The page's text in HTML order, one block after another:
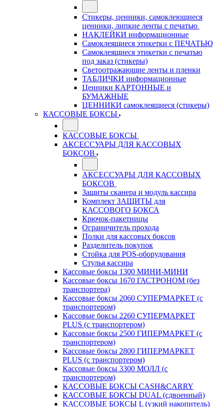
Стикеры, ценники, самоклеющиеся
ценники, липкие ленты с печатью
НАКЛЕЙКИ информационные
Самоклеящиеся этикетки с ПЕЧАТЬЮ
Самоклеящиеся этикетки с печатью
под заказ (стикеры)
Светоотражающие ленты и пленки
ТАБЛИЧКИ информационные
Ценники КАРТОННЫЕ и
БУМАЖНЫЕ
ЦЕННИКИ самоклеящиеся (стикеры)
КАССОВЫЕ БОКСЫ
КАССОВЫЕ БОКСЫ
АКСЕССУАРЫ ДЛЯ КАССОВЫХ
БОКСОВ
АКСЕССУАРЫ ДЛЯ КАССОВЫХ
БОКСОВ
Защиты сканера и модуль кассира
Комплект ЗАЩИТЫ для
КАССОВОГО БОКСА
Крючок-пакетницы
Ограничитель прохода
Полки для кассовых боксов
Разделитель покупок
Стойка для POS-оборудования
Стулья кассира
Кассовые боксы 1300 МИНИ-МИНИ
Кассовые боксы 1670 ГАСТРОНОМ (без
транспортера)
Кассовые боксы 2060 СУПЕРМАРКЕТ (с
транспортером)
Кассовые боксы 2260 СУПЕРМАРКЕТ
PLUS (с транспортером)
Кассовые боксы 2500 ГИПЕРМАРКЕТ (с
транспортером)
Кассовые боксы 2800 ГИПЕРМАРКЕТ
PLUS (с транспортером)
Кассовые боксы 3300 МОЛЛ (с
транспортером)
КАССОВЫЕ БОКСЫ CASH&CARRY
КАССОВЫЕ БОКСЫ DUAL (сдвоенный)
КАССОВЫЕ БОКСЫ L (узкий накопитель)